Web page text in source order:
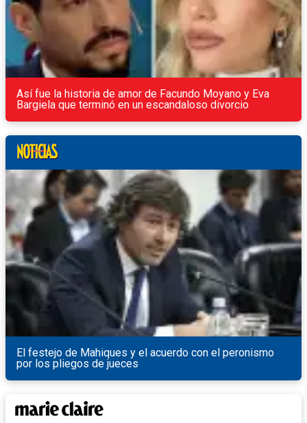
Así fue la historia de amor de Facundo Moyano y Eva
Bargiela que terminó en un escandaloso divorcio
El festejo de Mahiques y el acuerdo con el peronismo
por los pliegos de jueces